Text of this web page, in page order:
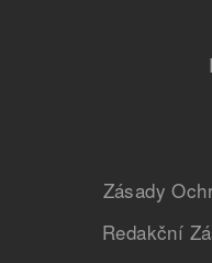
Zásady
Redakční